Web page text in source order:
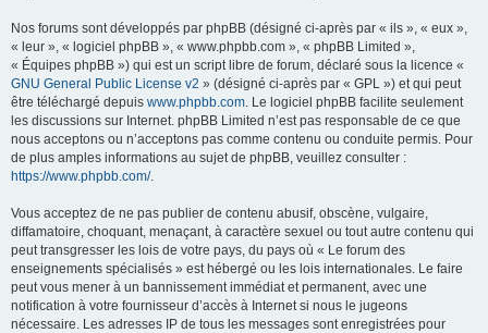
Nos forums sont développés par phpBB (désigné ci-après par « ils », « eux »,
« leur », « logiciel phpBB », « www.phpbb.com », « phpBB Limited »,
« Équipes phpBB ») qui est un script libre de forum, déclaré sous la licence «
GNU General Public License v2 » (désigné ci-après par « GPL ») et qui peut
être téléchargé depuis www.phpbb.com. Le logiciel phpBB facilite seulement
les discussions sur Internet. phpBB Limited n’est pas responsable de ce que
nous acceptons ou n’acceptons pas comme contenu ou conduite permis. Pour
de plus amples informations au sujet de phpBB, veuillez consulter :
https://www.phpbb.com/.
Vous acceptez de ne pas publier de contenu abusif, obscène, vulgaire,
diffamatoire, choquant, menaçant, à caractère sexuel ou tout autre contenu qui
peut transgresser les lois de votre pays, du pays où « Le forum des
enseignements spécialisés » est hébergé ou les lois internationales. Le faire
peut vous mener à un bannissement immédiat et permanent, avec une
notification à votre fournisseur d’accès à Internet si nous le jugeons
nécessaire. Les adresses IP de tous les messages sont enregistrées pour